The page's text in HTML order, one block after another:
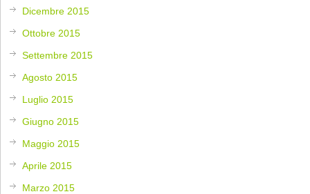
Dicembre 2015
Ottobre 2015
Settembre 2015
Agosto 2015
Luglio 2015
Giugno 2015
Maggio 2015
Aprile 2015
Marzo 2015